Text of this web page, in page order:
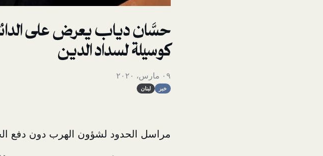
حسَّان دياب يعرض على
كوسيلة لسداد الدين
٠٩ مارس، ٢٠٢٠
خبر لبنان
مراسل الحدود لشؤون الهرب دون دفع